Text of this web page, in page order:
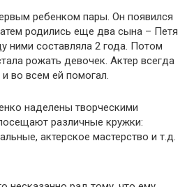
ребенком пары. Он появился
родились еще два сына – Петя
ними составляла 2 года. Потом
рожать девочек. Актер всегда
во всем ей помогал.
наделены творческими
различные кружки:
актерское мастерство и т.д.